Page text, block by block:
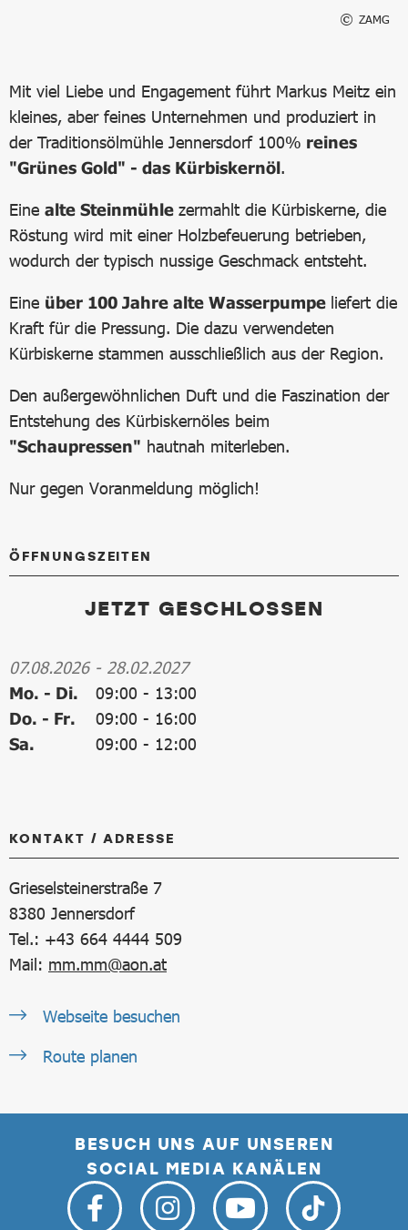
ZAMG
Mit viel Liebe und Engagement führt Markus Meitz ein
kleines, aber feines Unternehmen und produziert in
der Traditionsölmühle Jennersdorf 100% reines
"Grünes Gold" - das Kürbiskernöl.
Eine alte Steinmühle zermahlt die Kürbiskerne, die
Röstung wird mit einer Holzbefeuerung betrieben,
wodurch der typisch nussige Geschmack entsteht.
Eine über 100 Jahre alte Wasserpumpe liefert die
Kraft für die Pressung. Die dazu verwendeten
Kürbiskerne stammen ausschließlich aus der Region.
Den außergewöhnlichen Duft und die Faszination der
Entstehung des Kürbiskernöles beim
"Schaupressen" hautnah miterleben.
Nur gegen Voranmeldung möglich!
ÖFFNUNGSZEITEN
JETZT GESCHLOSSEN
07.08.2026- 28.02.2027
Mo. - Di.
09:00 - 13:00
Do. - Fr.
09:00 - 16:00
Sa.
09:00 - 12:00
KONTAKT / ADRESSE
Grieselsteinerstraße 7
8380 Jennersdorf
Tel.: +43 664 4444 509
Mail: mm.mm@aon.at
Webseite besuchen
Route planen
BESUCH UNS AUF UNSEREN
SOCIAL MEDIA KANÄLEN